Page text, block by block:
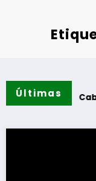
Últimas
da Cabine de